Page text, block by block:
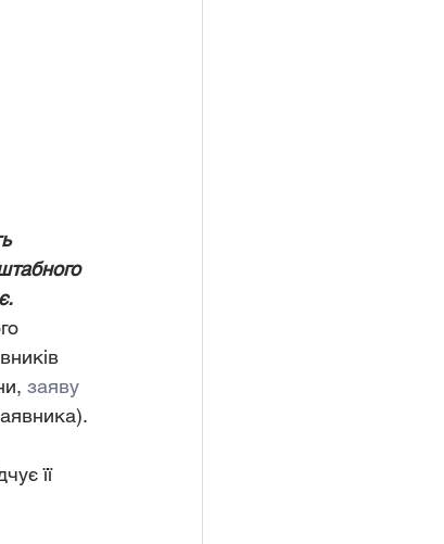
заяву
її